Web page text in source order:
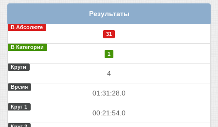
Результаты
В Абсолюте
31
В Категории
1
Круги
4
Время
01:31:28.0
Круг 1
00:21:54.0